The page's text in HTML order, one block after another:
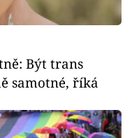
Být trans
samotné, říká